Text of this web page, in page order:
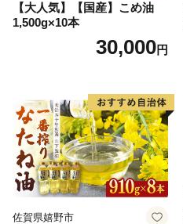
【大人気】【国産】こめ油
1,500g×10本
30,000円
佐賀県嬉野市